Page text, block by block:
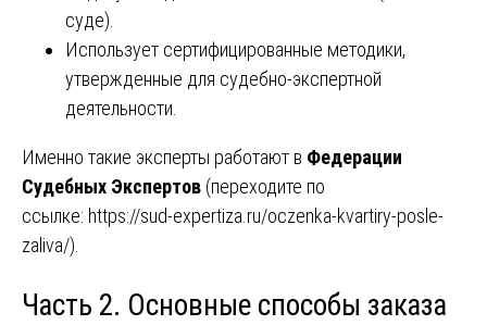
суде).
Использует сертифицированные методики,
утвержденные для судебно-экспертной
деятельности.
Именно такие эксперты работают в Федерации
Судебных Экспертов (переходите по
ссылке: https://sud-expertiza.ru/oczenka-kvartiry-posle-
zaliva/).
Часть 2. Основные способы заказа